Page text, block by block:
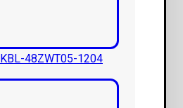
48ZWT05-1204